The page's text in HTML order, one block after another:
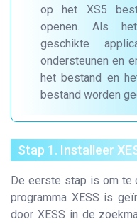
op het XS5
openen. Als
geschikte
ondersteunen en
het bestand en
bestand worden
Stap 1. Installeer
De eerste stap is om te
programma XESS is
door XESS in de